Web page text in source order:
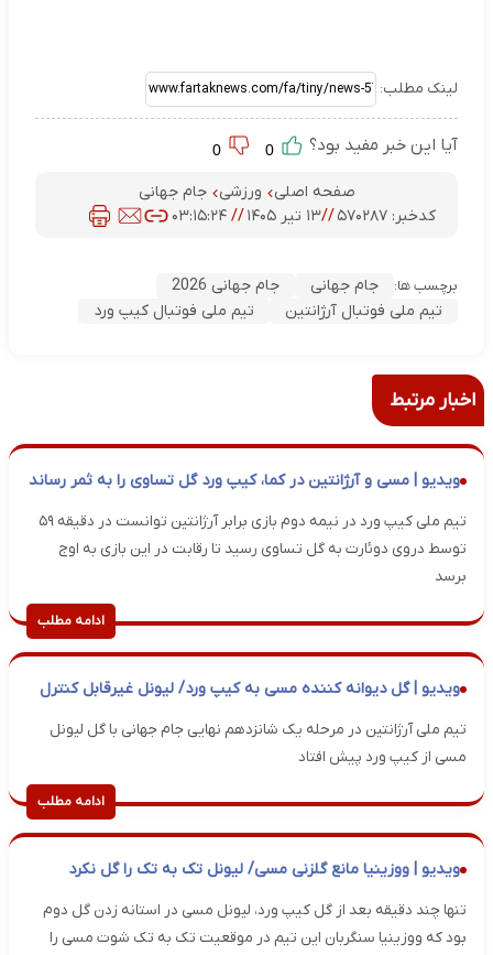
لینک مطلب:
آیا این خبر مفید بود؟
صفحه اصلی ورزشی
جام جهانی
کدخبر: ۵۷۰۲۸۷ //۱۳ تیر ۱۴۰۵ // ۰۳:۱۵:۲۴
برچسب ها: جام جهانی
جام جهانی 2026
تیم ملی فوتبال آرژانتین
تیم ملی فوتبال کیپ ورد
اخبار مرتبط
ویدیو | مسی و آرژانتین در کما، کیپ ورد گل تساوی را به ثمر رساند
تیم ملی کیپ ورد در نیمه دوم بازی برابر آرژانتین توانست در دقیقه ۵۹
توسط دروی دوئارت به گل تساوی رسید تا رقابت در این بازی به اوج
برسد
ادامه مطلب
ویدیو | گل دیوانه کننده مسی به کیپ ورد/ لیونل غیرقابل کنترل
تیم ملی آرژانتین در مرحله یک شانزدهم نهایی جام جهانی با گل لیونل
مسی از کیپ ورد پیش افتاد
ادامه مطلب
ویدیو | ووزینیا مانع گلزنی مسی/ لیونل تک به تک را گل نکرد
تنها چند دقیقه بعد از گل کیپ ورد، لیونل مسی در استانه زدن گل دوم
بود که ووزینیا سنگربان این تیم در موقعیت تک به تک شوت مسی را